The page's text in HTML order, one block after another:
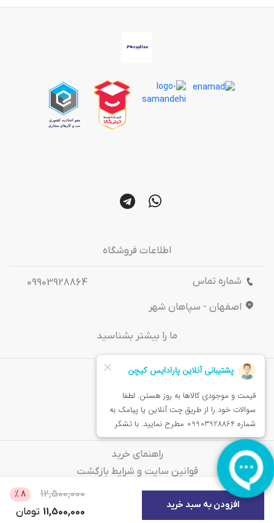
افزودن به سبد خرید
12,500,000
8
%
11,500,000 تومان
اطلاعات فروشگاه
شماره تماس
09903928864
اصفهان - سپاهان شهر
ما را بیشتر بشناسید
درباره‌ ما
تماس باما
خدمات مشتریان
راهنمای خرید
قوانین سایت و شرایط بازگشت
سوالات متداول